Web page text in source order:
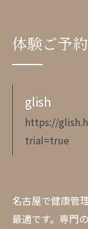
体験ご予
glish
https://
trial=true
名古屋で健康管
最適です。専門